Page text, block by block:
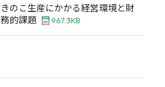
きのこ生産にかかる経営環境と財
務的課題
967.3KB